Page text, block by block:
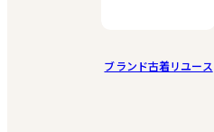
ブランド古着リユース